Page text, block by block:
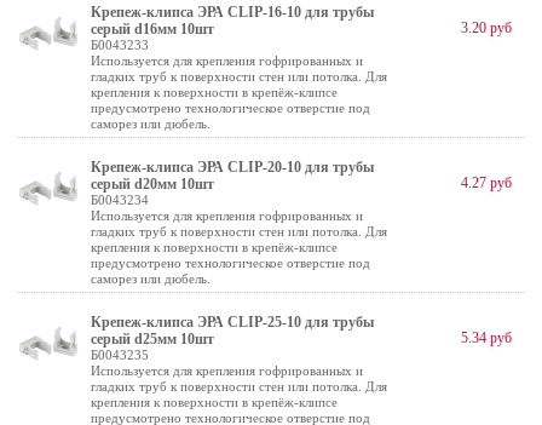
Крепеж-клипса ЭРА CLIP-16-10 для трубы
cерый d16мм 10шт
Б0043233
Используется для крепления гофрированных и
гладких труб к поверхности стен или потолка. Для
крепления к поверхности в крепёж-клипсе
предусмотрено технологическое отверстие под
саморез или дюбель.
3.20 руб
Крепеж-клипса ЭРА CLIP-20-10 для трубы
cерый d20мм 10шт
Б0043234
Используется для крепления гофрированных и
гладких труб к поверхности стен или потолка. Для
крепления к поверхности в крепёж-клипсе
предусмотрено технологическое отверстие под
саморез или дюбель.
4.27 руб
Крепеж-клипса ЭРА CLIP-25-10 для трубы
cерый d25мм 10шт
Б0043235
Используется для крепления гофрированных и
гладких труб к поверхности стен или потолка. Для
крепления к поверхности в крепёж-клипсе
предусмотрено технологическое отверстие под
5.34 руб